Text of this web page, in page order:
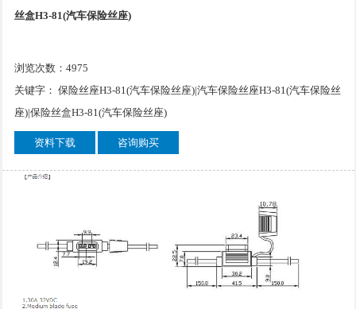
丝盒H3-81(汽车保险丝座)
浏览次数：4975
关键字： 保险丝座H3-81(汽车保险丝座)|汽车保险丝座H3-81(汽车保险丝
座)|保险丝盒H3-81(汽车保险丝座)
资料下载 咨询购买